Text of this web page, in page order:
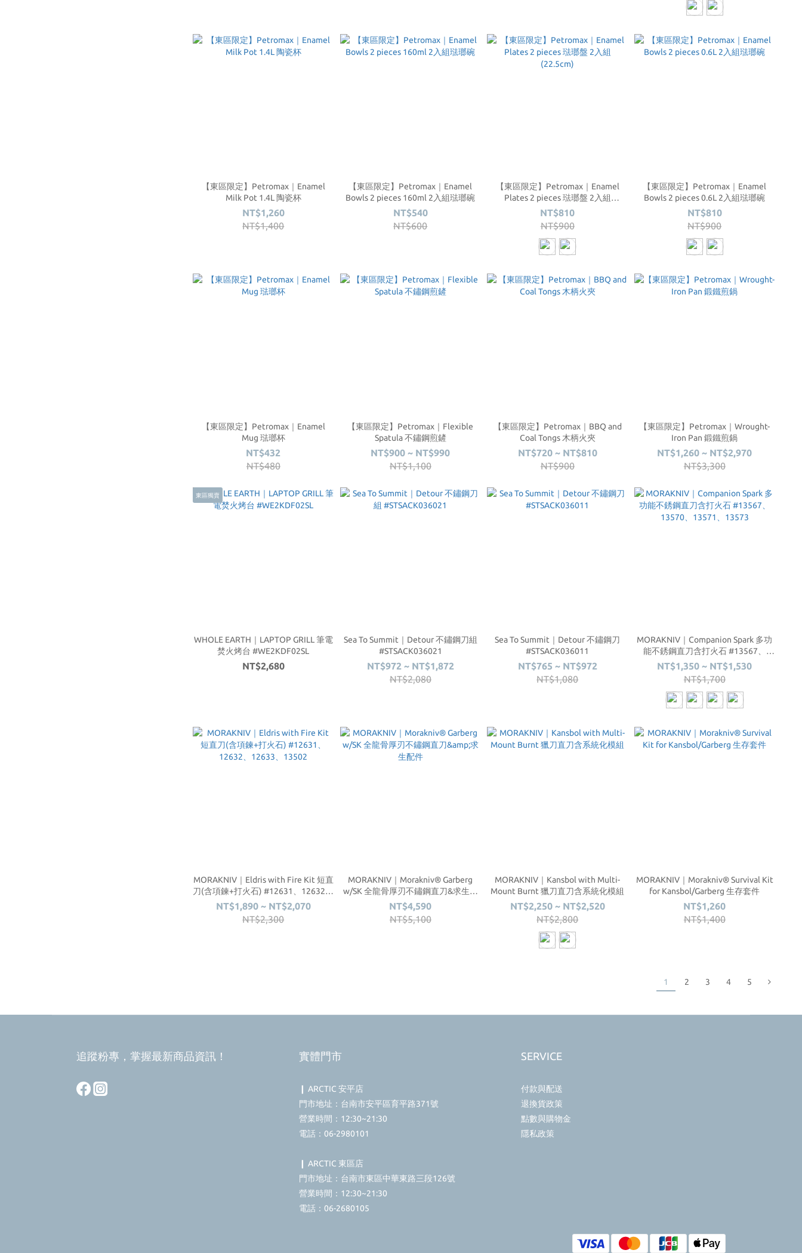
【東區限定】Petromax｜Enamel
Milk Pot 1.4L 陶瓷杯
NT$1,260
NT$1,400
【東區限定】Petromax｜Enamel
Bowls 2 pieces 160ml 2入組琺瑯碗
NT$540
NT$600
【東區限定】Petromax｜Enamel
Plates 2 pieces 琺瑯盤 2入組
(22.5cm)
NT$810
NT$900
【東區限定】Petromax｜Enamel
Bowls 2 pieces 0.6L 2入組琺瑯碗
NT$810
NT$900
【東區限定】Petromax｜Enamel
Mug 琺瑯杯
NT$432
NT$480
【東區限定】Petromax｜Flexible
Spatula 不鏽鋼煎鏟
NT$900 ~ NT$990
NT$1,100
【東區限定】Petromax｜BBQ and
Coal Tongs 木柄火夾
NT$720 ~ NT$810
NT$900
【東區限定】Petromax｜Wrought-
Iron Pan 鍛鐵煎鍋
NT$1,260 ~ NT$2,970
NT$3,300
東區獨賣
WHOLE EARTH｜LAPTOP GRILL 筆電
焚火烤台 #WE2KDF02SL
NT$2,680
Sea To Summit｜Detour 不鏽鋼刀組
#STSACK036021
NT$972 ~ NT$1,872
NT$2,080
Sea To Summit｜Detour 不鏽鋼刀
#STSACK036011
NT$765 ~ NT$972
NT$1,080
MORAKNIV｜Companion Spark 多功
能不銹鋼直刀含打火石 #13567、
13570、13571、13573
NT$1,350 ~ NT$1,530
NT$1,700
MORAKNIV｜Eldris with Fire Kit 短直
刀(含項鍊+打火石) #12631、12632、
12633、13502
NT$1,890 ~ NT$2,070
NT$2,300
MORAKNIV｜Morakniv® Garberg
w/SK 全龍骨厚刃不鏽鋼直刀&求生配
件
NT$4,590
NT$5,100
MORAKNIV｜Kansbol with Multi-
Mount Burnt 獵刀直刀含系統化模組
NT$2,250 ~ NT$2,520
NT$2,800
MORAKNIV｜Morakniv® Survival Kit
for Kansbol/Garberg 生存套件
NT$1,260
NT$1,400
1 2 3 4 5
追蹤粉專，掌握最新商品資訊！ 實體門市
❙ ARCTIC 安平店
門市地址：台南市安平區育平路371號
營業時間：12:30~21:30
電話：06-2980101
❙ ARCTIC 東區店
門市地址：台南市東區中華東路三段126號
營業時間：12:30~21:30
電話：06-2680105
SERVICE
付款與配送
退換貨政策
點數與購物金
隱私政策